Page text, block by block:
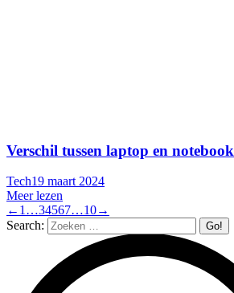
Verschil tussen laptop en notebook
Tech19 maart 2024
Meer lezen
← 1 …34567…10→
Search: